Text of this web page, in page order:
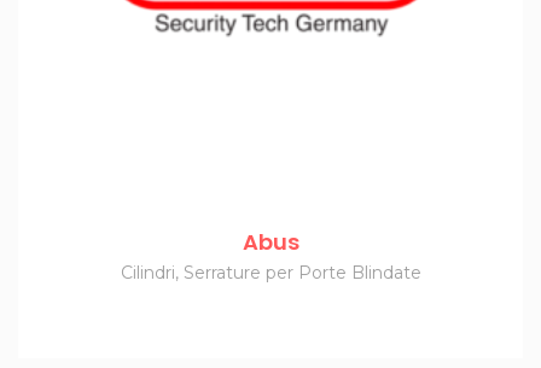
Abus
Cilindri, Serrature per Porte Blindate